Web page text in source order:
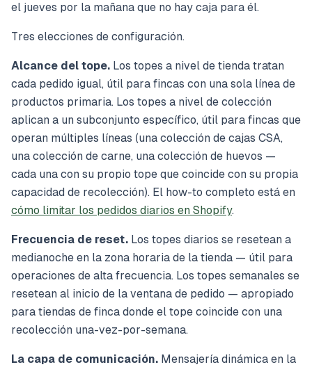
el jueves por la mañana que no hay caja para él.
Tres elecciones de configuración.
Alcance del tope. Los topes a nivel de tienda tratan
cada pedido igual, útil para fincas con una sola línea de
productos primaria. Los topes a nivel de colección
aplican a un subconjunto específico, útil para fincas que
operan múltiples líneas (una colección de cajas CSA,
una colección de carne, una colección de huevos —
cada una con su propio tope que coincide con su propia
capacidad de recolección). El how-to completo está en
cómo limitar los pedidos diarios en Shopify.
Frecuencia de reset. Los topes diarios se resetean a
medianoche en la zona horaria de la tienda — útil para
operaciones de alta frecuencia. Los topes semanales se
resetean al inicio de la ventana de pedido — apropiado
para tiendas de finca donde el tope coincide con una
recolección una-vez-por-semana.
La capa de comunicación. Mensajería dinámica en la